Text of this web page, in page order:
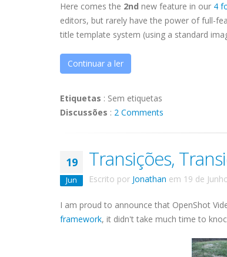
Here comes the 2nd new feature in our 4
editors, but rarely have the power of full-
title template system (using a standard
Continuar a ler
Etiquetas : Sem etiquetas
Discussões : 2 Comments
19
Jun
Transições,
Escrito por Jonathan em 19 de
I am proud to announce that OpenShot
framework, it didn't take much time to